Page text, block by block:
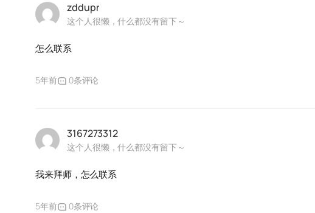
zddupr
这个人很懒，什么都没有留下～
怎么联系
5年前 0条评论
3167273312
这个人很懒，什么都没有留下～
我来拜师，怎么联系
5年前 0条评论